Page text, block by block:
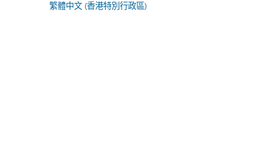
繁體中文 (香港特別行政區)